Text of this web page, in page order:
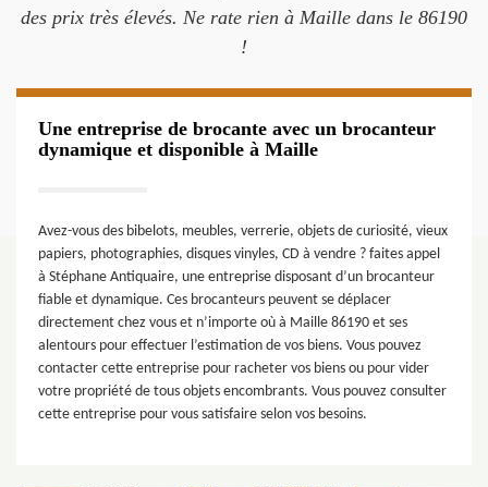
des prix très élevés. Ne rate rien à Maille dans le 86190
!
Une entreprise de brocante avec un brocanteur
dynamique et disponible à Maille
Avez-vous des bibelots, meubles, verrerie, objets de curiosité, vieux
papiers, photographies, disques vinyles, CD à vendre ? faites appel
à Stéphane Antiquaire, une entreprise disposant d’un brocanteur
fiable et dynamique. Ces brocanteurs peuvent se déplacer
directement chez vous et n’importe où à Maille 86190 et ses
alentours pour effectuer l’estimation de vos biens. Vous pouvez
contacter cette entreprise pour racheter vos biens ou pour vider
votre propriété de tous objets encombrants. Vous pouvez consulter
cette entreprise pour vous satisfaire selon vos besoins.